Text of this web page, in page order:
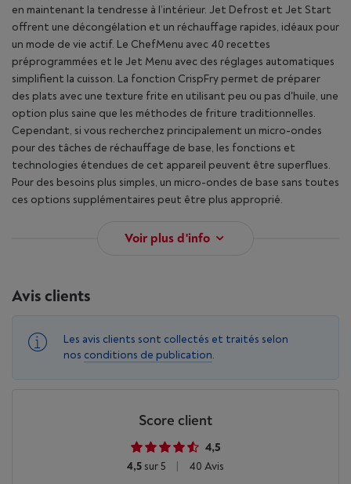
en maintenant la tendresse à l’intérieur. Jet Defrost et Jet Start
offrent une décongélation et un réchauffage rapides, idéaux pour
un mode de vie actif. Le ChefMenu avec 40 recettes
préprogrammées et le Jet Menu avec des réglages automatiques
simplifient la cuisson. La fonction CrispFry permet de préparer
des plats avec une texture frite en utilisant peu ou pas d'huile, une
option plus saine que les méthodes de friture traditionnelles.
Cependant, si vous recherchez principalement un micro-ondes
pour des tâches de réchauffage de base, les fonctions et
technologies étendues de cet appareil peuvent être superflues.
Pour des besoins plus simples, un micro-ondes de base sans toutes
ces options supplémentaires peut être plus approprié.
Voir plus d'info
Avis clients
Les avis clients sont collectés et traités selon
nos conditions de publication.
Score client
4,5
4,5 sur 5 40 Avis